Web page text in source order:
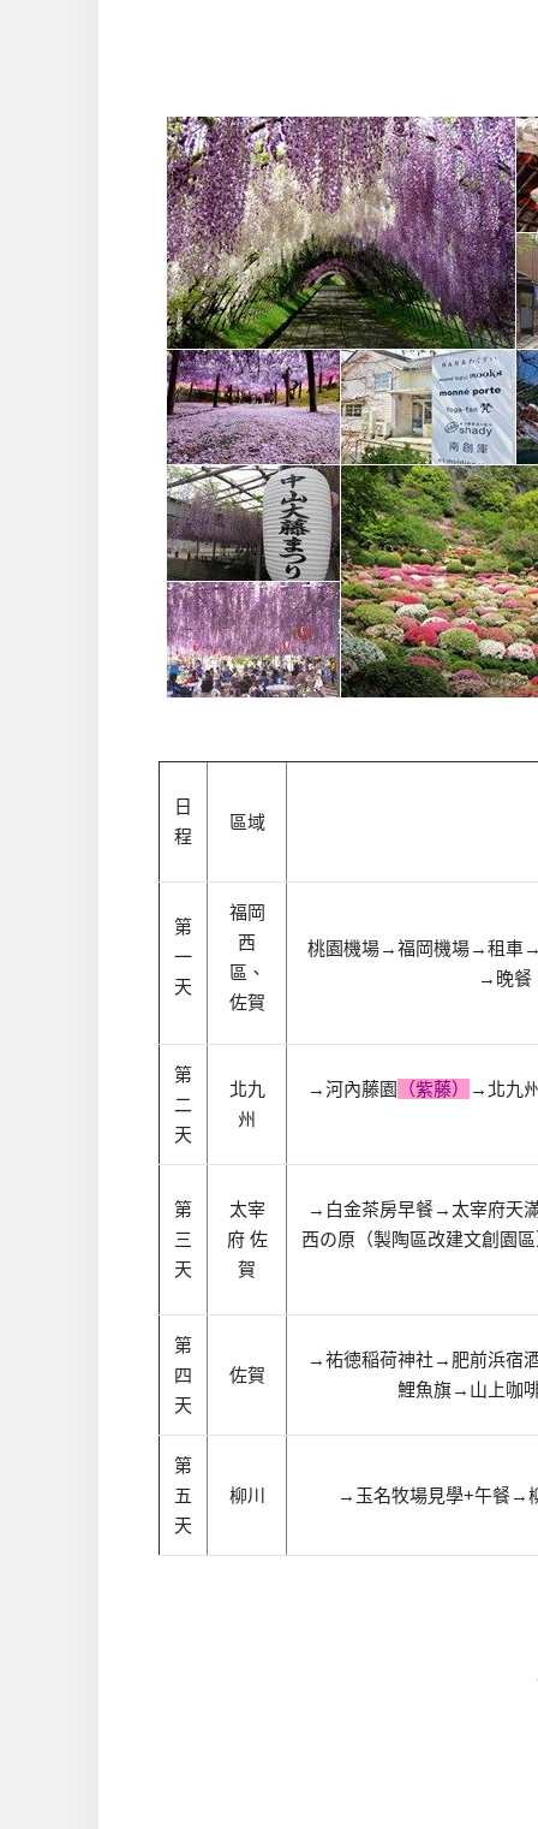
日
程
區域
第
一
天
福岡
西
區、
佐賀
桃園機場→福岡機場→租車→
→ 晚餐
第
二
天
北九
州
→河內藤園 （紫藤） →北九
第
三
天
太宰
府 佐
賀
→白金茶房早餐→太宰府天
西の原（製陶區改建文創園
第
四
天
佐賀
→祐徳稲荷神社 →肥前浜宿
鯉魚旗→山上咖
第
五
天
柳川 →玉名牧場見學+午餐→